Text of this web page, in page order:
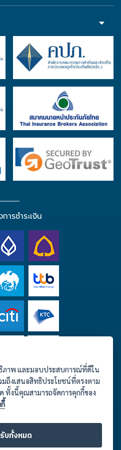
ารชำระเงิน
นทร์-เสาร์ 09.00-18.00 น.
ภาพ และมอบประสบการณ์ที่ดีใน
ถึงเสนอสิทธิประโยชน์ที่ตรงตาม
ทั้งนี้คุณสามารถจัดการคุกกี้ของ
บทั้งหมด